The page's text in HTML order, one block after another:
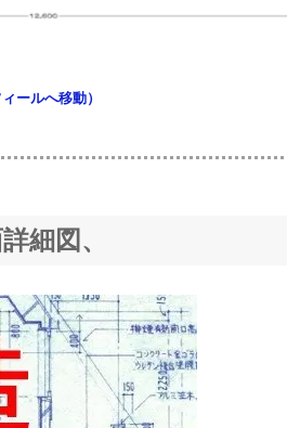
ールへ移動）
細図、